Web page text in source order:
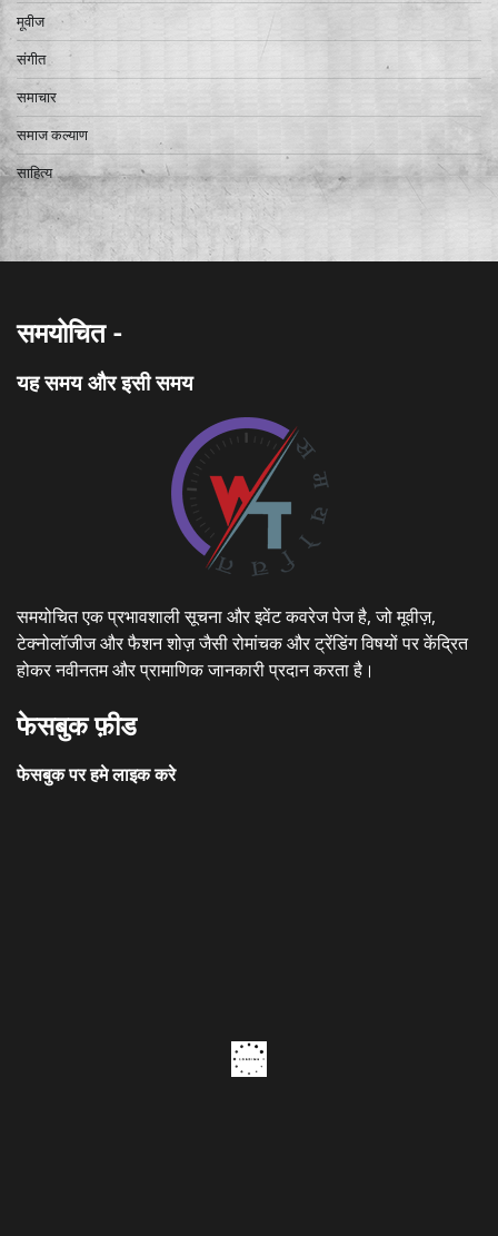
मूवीज
संगीत
समाचार
समाज कल्याण
साहित्य
समयोचित -
यह समय और इसी समय
समयोचित एक प्रभावशाली सूचना और इवेंट कवरेज पेज है, जो मूवीज़,
टेक्नोलॉजीज और फैशन शोज़ जैसी रोमांचक और ट्रेंडिंग विषयों पर केंद्रित
होकर नवीनतम और प्रामाणिक जानकारी प्रदान करता है।
फेसबुक फ़ीड
फेसबुक पर हमे लाइक करे